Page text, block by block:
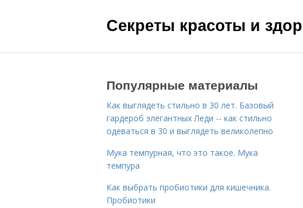
Секреты красоты и
Популярные материалы
Как выглядеть стильно в 30 лет. Базовый
гардероб элегантных Леди -- как стильно
одеваться в 30 и выглядеть великолепно
Мука темпурная, что это такое. Мука
темпура
Как выбрать пробиотики для кишечника.
Пробиотики